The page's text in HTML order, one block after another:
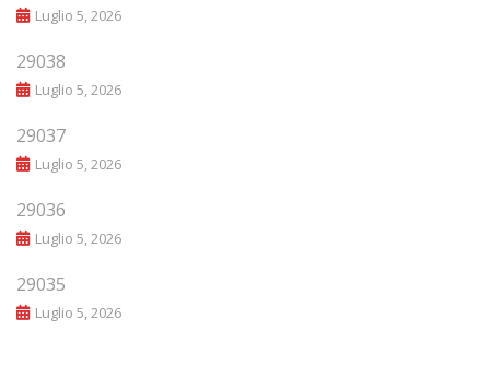
Luglio 5, 2026
29038
Luglio 5, 2026
29037
Luglio 5, 2026
29036
Luglio 5, 2026
29035
Luglio 5, 2026